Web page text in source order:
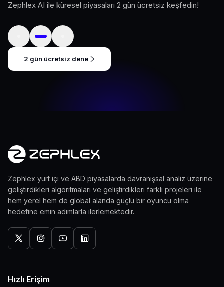
Zephlex AI ile küresel piyasaları 2 gün ücretsiz keşfedin!
2 gün ücretsiz dene(yeni sekmede açılır)
Zephlex yurt içi ve ABD piyasalarda davranışsal analiz üzerine
geliştirdikleri algoritmaları ve geliştirdikleri farklı projeleri ile
hem yerel hem de global alanda güçlü bir oyuncu olma
hedefine emin adımlarla ilerlemektedir.
Hızlı Erişim